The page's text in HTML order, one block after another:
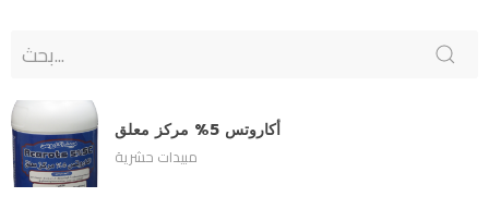
أكاروتس 5% مركز معلق
مبيدات حشرية